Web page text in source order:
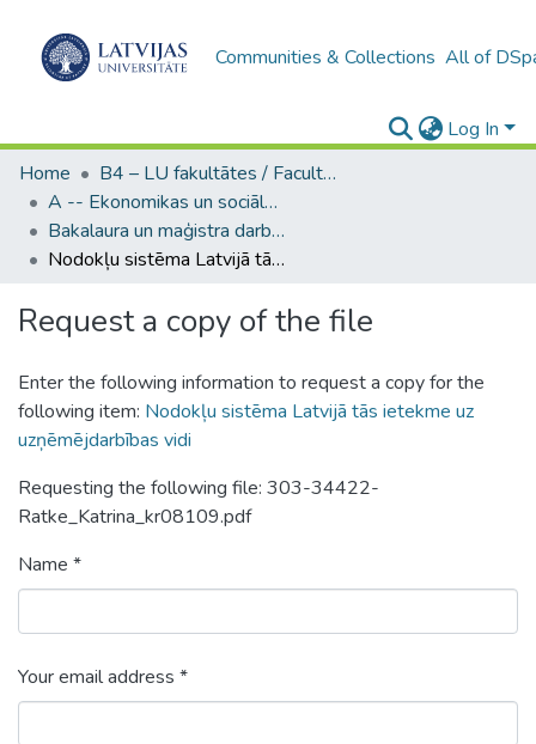
Communities & Collections All of
Log In
Home
B4 – LU fakultātes / Faculties of the UL
A -- Ekonomikas un sociālo zinātņu fakultāte / Faculty of Economics and Social Sciences
Bakalaura un maģistra darbi (ESZF) / Bachelor's and Master's theses
Nodokļu sistēma Latvijā tās ietekme uz uzņēmējdarbības vidi
Request a copy of the file
Enter the following information to request a copy for the
following item: Nodokļu sistēma Latvijā tās ietekme uz
uzņēmējdarbības vidi
Requesting the following file: 303-34422-
Ratke_Katrina_kr08109.pdf
Name *
Your email address *